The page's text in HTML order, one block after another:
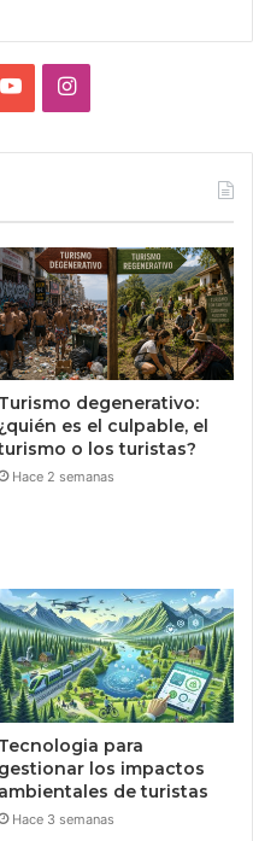
YouTubeInstagram
Turismo degenerativo:
¿quién es el culpable, el
o los turistas?
Hace 2 semanas
Tecnologia para
gestionar los impactos
ambientales de turistas
Hace 3 semanas